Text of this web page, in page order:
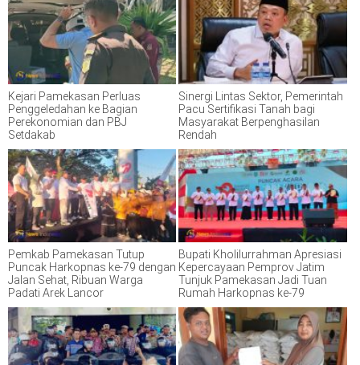
Kejari Pamekasan Perluas
Penggeledahan ke Bagian
Perekonomian dan PBJ
Setdakab
Sinergi Lintas Sektor, Pemerintah
Pacu Sertifikasi Tanah bagi
Masyarakat Berpenghasilan
Rendah
Pemkab Pamekasan Tutup
Puncak Harkopnas ke-79 dengan
Jalan Sehat, Ribuan Warga
Padati Arek Lancor
Bupati Kholilurrahman Apresiasi
Kepercayaan Pemprov Jatim
Tunjuk Pamekasan Jadi Tuan
Rumah Harkopnas ke-79